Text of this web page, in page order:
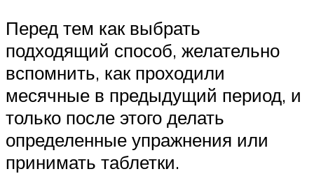
Перед тем как выбрать
подходящий способ, желательно
вспомнить, как проходили
месячные в предыдущий период, и
только после этого делать
определенные упражнения или
принимать таблетки.